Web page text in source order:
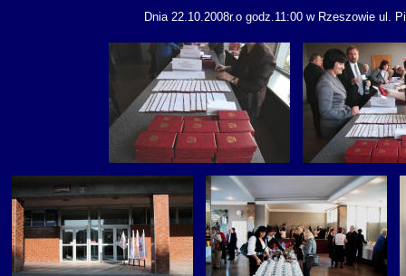
Dnia 22.10.2008r.o godz.11:00 w Rzeszowie ul.